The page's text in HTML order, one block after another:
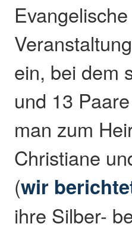
ein, bei dem
und 13
man zum
Christiane
(wir
ihre Silber-